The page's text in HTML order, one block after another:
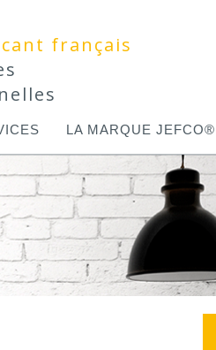
français
LA MARQUE JEFCO®